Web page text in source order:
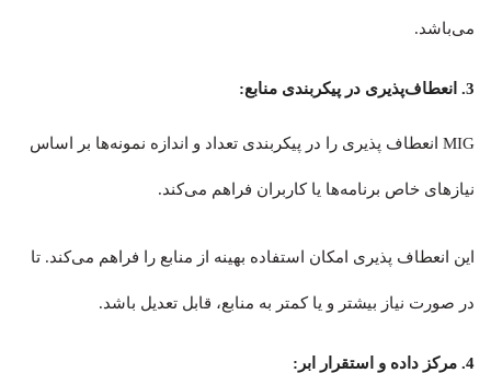
می‌باشد.
3. انعطاف‌پذیری در پیکربندی منابع:
MIG انعطاف پذیری را در پیکربندی تعداد و اندازه نمونه‌ها بر اساس
نیازهای خاص برنامه‌ها یا کاربران فراهم می‌کند.
این انعطاف پذیری امکان استفاده بهینه از منابع را فراهم می‌کند. تا
در صورت نیاز بیشتر و یا کمتر به منابع، قابل تعدیل باشد.
4. مرکز داده و استقرار ابر: